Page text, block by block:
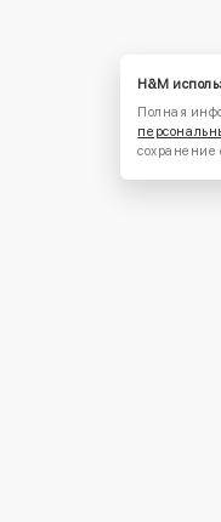
H&M
Полная
сохранение